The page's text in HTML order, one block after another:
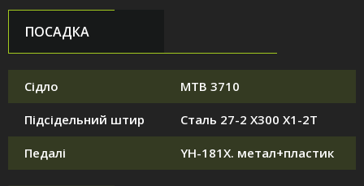
ПОСАДКА
Сідло MTB 3710
Підсідельний штир Сталь 27-2 X300 X1-2T
Педалі YH-181X. метал+пластик